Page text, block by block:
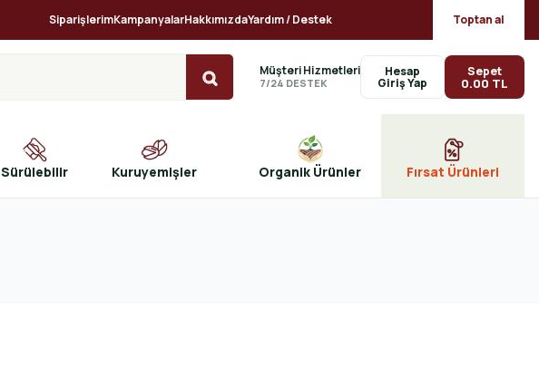
SiparişlerimKampanyalarHakkımızdaYardım / Destek Toptan al
Müşteri Hizmetleri
7/24 DESTEK
Hesap Sepet
0.00 TL
Sürülebilir Kuruyemişler Organik Ürünler Fırsat Ürünleri